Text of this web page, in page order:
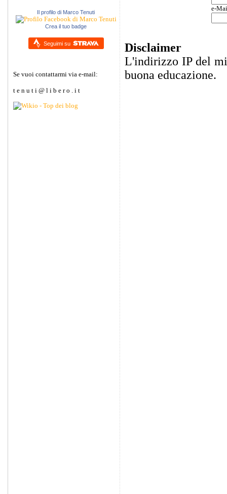
Il profilo di Marco Tenuti
Crea il tuo badge
Seguimi su
Se vuoi contattarmi via e-mail:
t e n u t i @ l i b e r o . i t
e-
Disclaimer
L'indirizzo IP del
buona educazione.